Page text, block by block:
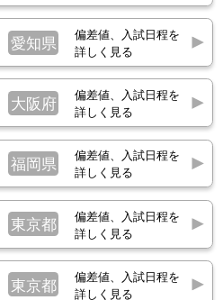
島県） 他
97.3％
院、十和田市立中央病
院、石巻赤十字病院、イ
、仙台オープン病院、仙
北病院、宮城県対がん協
ディカルシステムズ 他
、東北大学病院、アイン
ホールディングス、協和
愛知県
偏差値、入試日程を
詳しく見る
大阪府
偏差値、入試日程を
詳しく見る
福岡県
偏差値、入試日程を
詳しく見る
東京都
偏差値、入試日程を
詳しく見る
東京都
偏差値、入試日程を
詳しく見る